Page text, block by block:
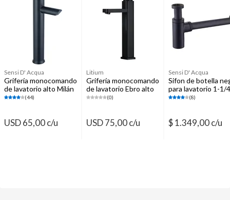
Griferías para cocina
Muebles de baño
Sensi D' Acqua
Grifería monocomando
de lavatorio alto Milán
negro (44)
USD 65,00 c/u
Litium
Grifería monocomando
de lavatorio Ebro alto
35 mm(0)
USD 75,00 c/u
Sensi D' Acqua
Sifon de botella
para lavatorio 1-1/
32 mm(8)
$ 1.349,00 c/u